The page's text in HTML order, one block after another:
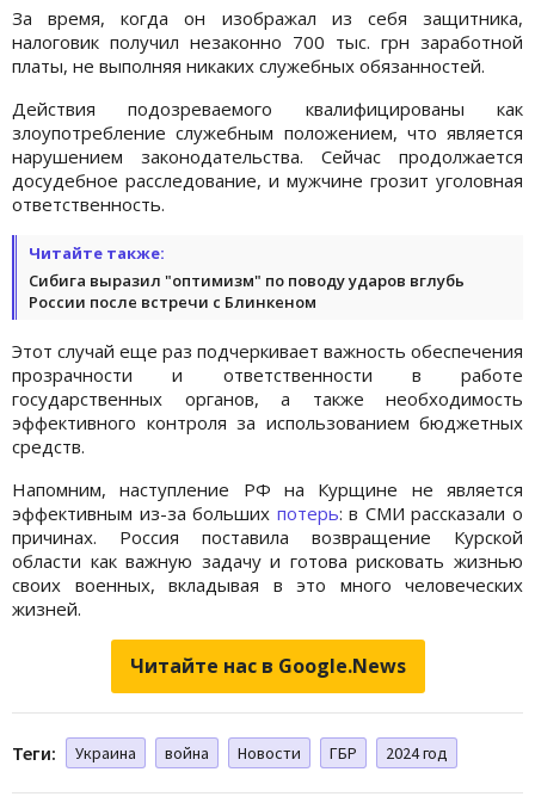
За время, когда он изображал из себя защитника,
налоговик получил незаконно 700 тыс. грн заработной
платы, не выполняя никаких служебных обязанностей.
Действия подозреваемого квалифицированы как
злоупотребление служебным положением, что является
нарушением законодательства. Сейчас продолжается
досудебное расследование, и мужчине грозит уголовная
ответственность.
Читайте также:
Сибига выразил "оптимизм" по поводу ударов вглубь
России после встречи с Блинкеном
Этот случай еще раз подчеркивает важность обеспечения
прозрачности и ответственности в работе
государственных органов, а также необходимость
эффективного контроля за использованием бюджетных
средств.
Напомним, наступление РФ на Курщине не является
эффективным из-за больших потерь: в СМИ рассказали о
причинах. Россия поставила возвращение Курской
области как важную задачу и готова рисковать жизнью
своих военных, вкладывая в это много человеческих
жизней.
Читайте нас в Google.News
Теги: Украина война Новости ГБР 2024 год